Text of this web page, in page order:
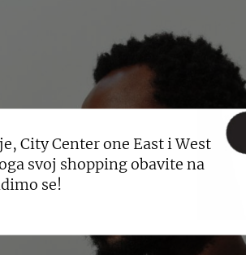
City Center one East i West
svoj shopping obavite na
se!